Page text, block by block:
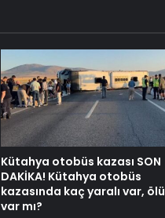
Kütahya otobüs kazası SON
DAKİKA! Kütahya otobüs
kazasında kaç yaralı var, ölü
var mı?